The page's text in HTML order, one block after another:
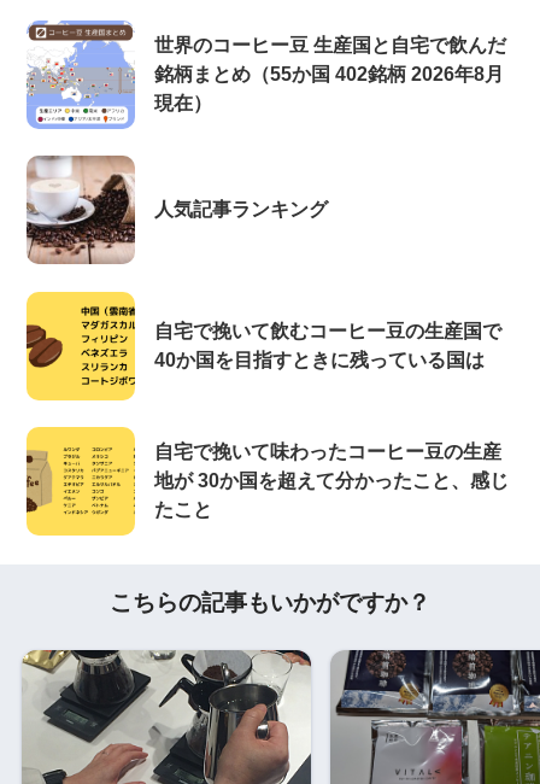
世界のコーヒー豆 生産国と自宅で飲んだ
銘柄まとめ（55か国 402銘柄 2026年8月
現在）
人気記事ランキング
自宅で挽いて飲むコーヒー豆の生産国で
40か国を目指すときに残っている国は
自宅で挽いて味わったコーヒー豆の生産
地が 30か国を超えて分かったこと、感じ
たこと
こちらの記事もいかがですか？